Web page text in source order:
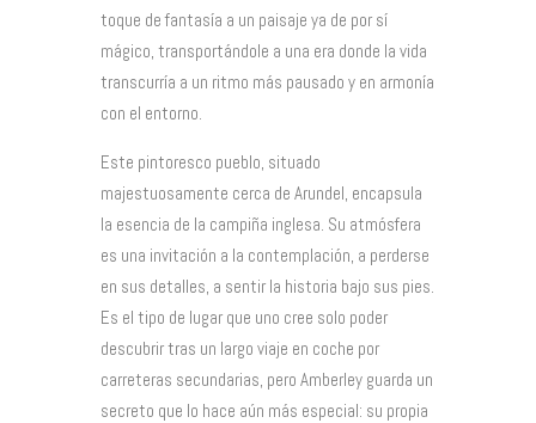
toque de fantasía a un paisaje ya de por sí
mágico, transportándole a una era donde la vida
transcurría a un ritmo más pausado y en armonía
con el entorno.
Este pintoresco pueblo, situado
majestuosamente cerca de Arundel, encapsula
la esencia de la campiña inglesa. Su atmósfera
es una invitación a la contemplación, a perderse
en sus detalles, a sentir la historia bajo sus pies.
Es el tipo de lugar que uno cree solo poder
descubrir tras un largo viaje en coche por
carreteras secundarias, pero Amberley guarda un
secreto que lo hace aún más especial: su propia